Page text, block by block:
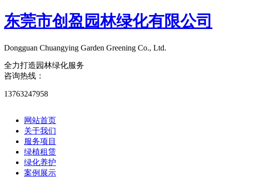
东莞市创盈园林绿化有限公司
Dongguan Chuangying Garden Greening Co., Ltd.​
全力打造园林绿化服务
咨询热线：
13763247958
网站首页
关于我们
服务项目
绿植租赁
绿化养护
案例展示